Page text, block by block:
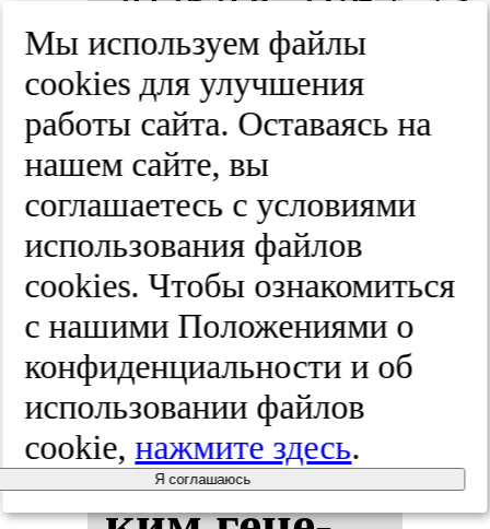
Нап­рав­лен­
ная кос­
тная ре­ге­
не­ра­ция в
ле­че­нии
па­ци­ен­тов
с хро­ни­чес­
Мы используем файлы
cооkies для улучшения
работы сайта. Оставаясь на
нашем сайте, вы
соглашаетесь с условиями
использования файлов
cооkies. Чтобы ознакомиться
с нашими Положениями о
конфиденциальности и об
использовании файлов
cookie,нажмите здесь.
Я соглашаюсь